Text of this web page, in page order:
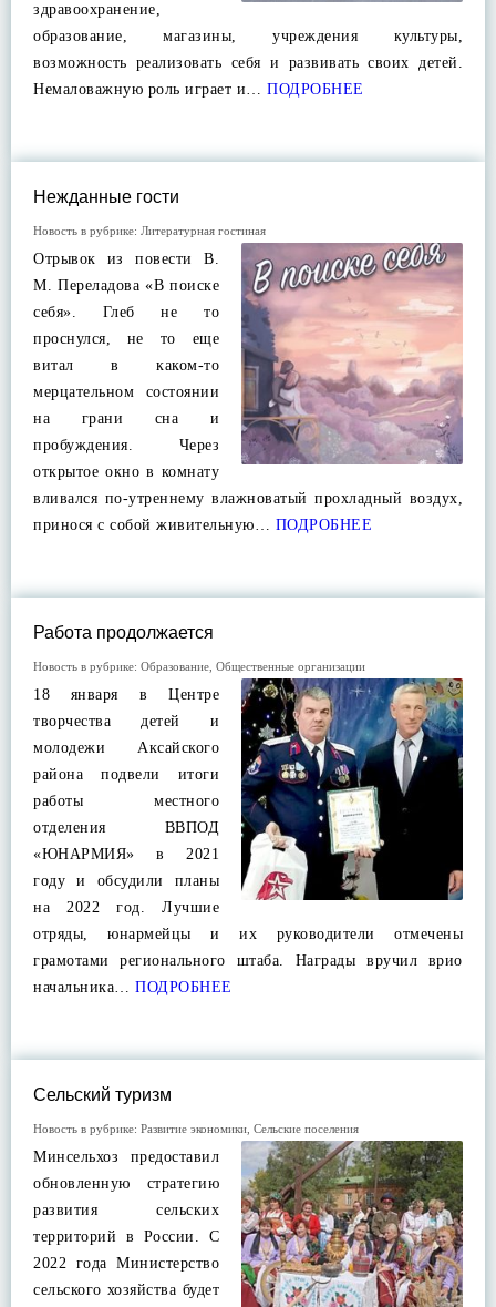
здравоохранение,
образование, магазины, учреждения культуры,
возможность реализовать себя и развивать своих детей.
Немаловажную роль играет и… ПОДРОБНЕЕ
Нежданные гости
Новость в рубрике: Литературная гостиная
Отрывок из повести В.
М. Переладова «В поиске
себя». Глеб не то
проснулся, не то еще
витал в каком-то
мерцательном состоянии
на грани сна и
пробуждения. Через
открытое окно в комнату
вливался по-утреннему влажноватый прохладный воздух,
принося с собой живительную… ПОДРОБНЕЕ
Работа продолжается
Новость в рубрике: Образование Общественные организации
18 января в Центре
творчества детей и
молодежи Аксайского
района подвели итоги
работы местного
отделения ВВПОД
«ЮНАРМИЯ» в 2021
году и обсудили планы
на 2022 год. Лучшие
отряды, юнармейцы и их руководители отмечены
грамотами регионального штаба. Награды вручил врио
начальника… ПОДРОБНЕЕ
Сельский туризм
Новость в рубрике: Развитие экономики Сельские поселения
Минсельхоз предоставил
обновленную стратегию
развития сельских
территорий в России. С
2022 года Министерство
сельского хозяйства будет